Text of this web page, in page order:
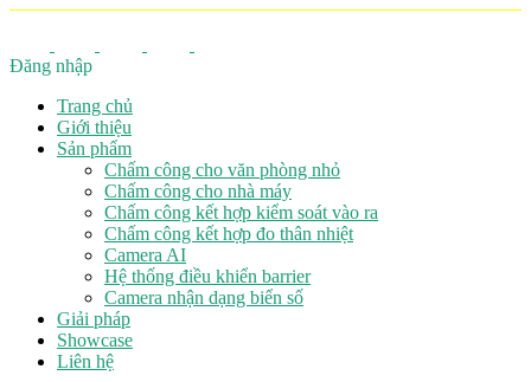
Đăng nhập
Trang chủ
Giới thiệu
Sản phẩm
Chấm công cho văn phòng nhỏ
Chấm công cho nhà máy
Chấm công kết hợp kiểm soát vào ra
Chấm công kết hợp đo thân nhiệt
Camera AI
Hệ thống điều khiển barrier
Camera nhận dạng biển số
Giải pháp
Showcase
Liên hệ